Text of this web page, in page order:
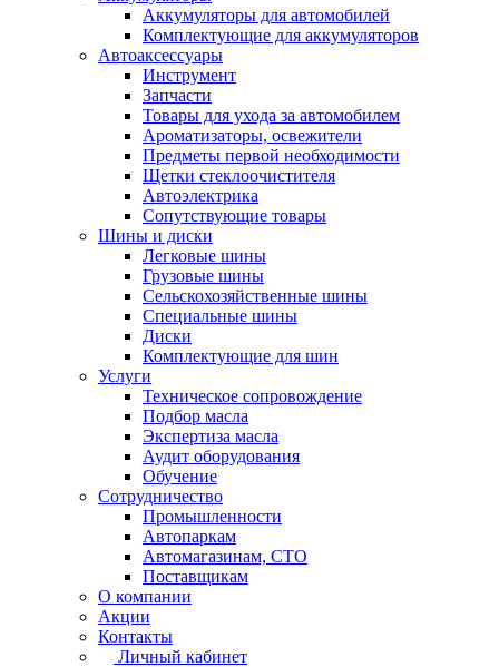
Аккумуляторы для автомобилей
Комплектующие для аккумуляторов
Автоаксессуары
Инструмент
Запчасти
Товары для ухода за автомобилем
Ароматизаторы, освежители
Предметы первой необходимости
Щетки стеклоочистителя
Автоэлектрика
Сопутствующие товары
Шины и диски
Легковые шины
Грузовые шины
Сельскохозяйственные шины
Специальные шины
Диски
Комплектующие для шин
Услуги
Техническое сопровождение
Подбор масла
Экспертиза масла
Аудит оборудования
Обучение
Сотрудничество
Промышленности
Автопаркам
Автомагазинам, СТО
Поставщикам
О компании
Акции
Контакты
Личный кабинет